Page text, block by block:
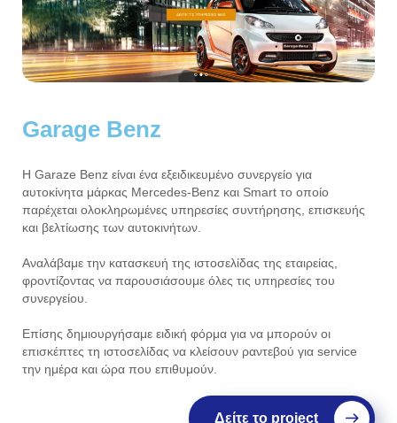
Garage Benz
Η Garaze Benz είναι ένα εξειδικευμένο συνεργείο για
αυτοκίνητα μάρκας Mercedes-Benz και Smart το οποίο
παρέχεται ολοκληρωμένες υπηρεσίες συντήρησης, επισκευής
και βελτίωσης των αυτοκινήτων.
Αναλάβαμε την κατασκευή της ιστοσελίδας της εταιρείας,
φροντίζοντας να παρουσιάσουμε όλες τις υπηρεσίες του
συνεργείου.
Επίσης δημιουργήσαμε ειδική φόρμα για να μπορούν οι
επισκέπτες τη ιστοσελίδας να κλείσουν ραντεβού για service
την ημέρα και ώρα που επιθυμούν.
Δείτε το project